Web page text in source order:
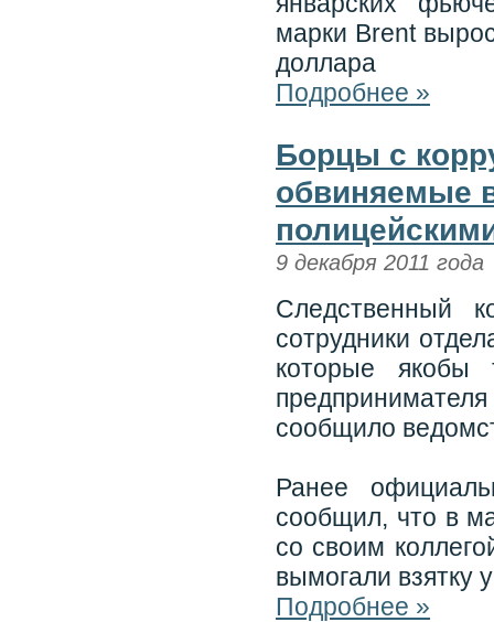
марки Brent
доллара
Подробнее »
Борцы с
обвиняемые
9 декабря 2011 года
Следственный
сотрудники
которые якобы
сообщило
Ранее
сообщил, что в
со своим
вымогали взятку
Подробнее »